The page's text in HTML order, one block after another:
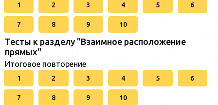
1 2 3 4 5 6
7 8 9 10
Тесты к разделу "Взаимное расположение
прямых"
Итоговое повторение
1 2 3 4 5 6
7 8 9 10